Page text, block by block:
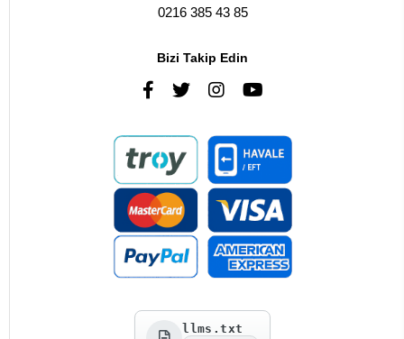
0216 385 43 85
Bizi Takip Edin
llms.txt